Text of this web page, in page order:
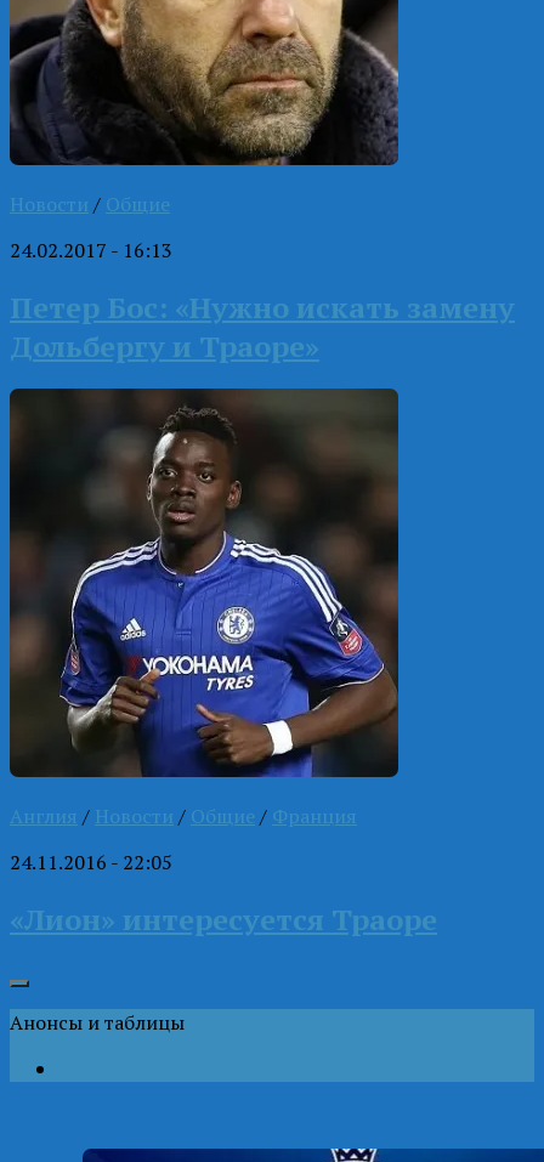
Новости / Общие
24.02.2017 - 16:13
Петер Бос: «Нужно искать замену
Дольбергу и Траоре»
Англия / Новости / Общие / Франция
24.11.2016 - 22:05
«Лион» интересуется Траоре
Анонсы и таблицы